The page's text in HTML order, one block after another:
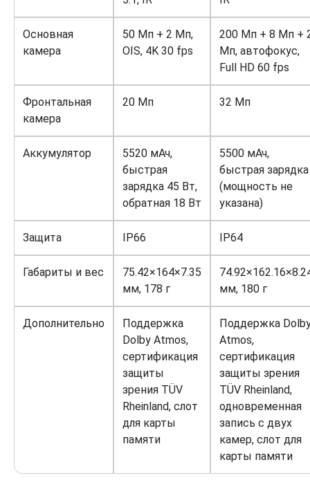
Основная
камера
50 Мп + 2 Мп,
OIS, 4K 30 fps
200 Мп + 8 Мп +
Мп, автофокус,
Full HD 60 fps
Фронтальная
камера
20 Мп 32 Мп
Аккумулятор
5520 мАч,
быстрая
зарядка 45 Вт,
обратная 18 Вт
5500 мАч,
быстрая зарядка
(мощность не
указана)
Защита IP66 IP64
Габариты и вес
75.42×164×7.35
мм, 178 г
мм, 180 г
Дополнительно
Поддержка
Dolby Atmos,
сертификация
защиты
зрения TÜV
Rheinland, слот
для карты
памяти
Поддержка
Atmos,
сертификация
защиты зрения
TÜV Rheinland,
одновременная
запись с двух
камер, слот для
карты памяти